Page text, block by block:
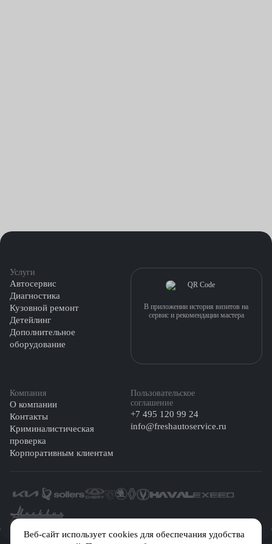
Веб-сайт использует cookies для обеспечания удобства
Услуги
Автосервис
Диагностика
Кузовной ремонт
Детейлинг
Дополнительное
оборудование
Компания
О компании
Контакты
Криминалистическая
проверка
Корпоративным клиентам
Пользовательское
соглашение
+7 495 120 99 24
info@freshautoservice.ru
В приложении история визитов на
сервис и рекомендации мастера
©️ 2026 Fresh Auto